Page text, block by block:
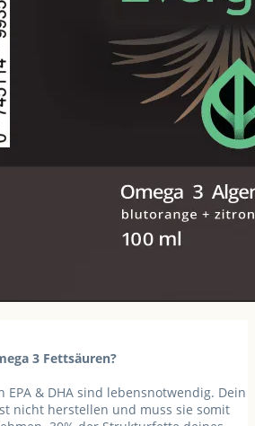
3 Fettsäuren?
EPA & DHA sind lebensnotwendig. Dein
nicht herstellen und muss sie somit